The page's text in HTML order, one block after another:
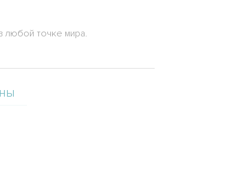
любой точке мира.